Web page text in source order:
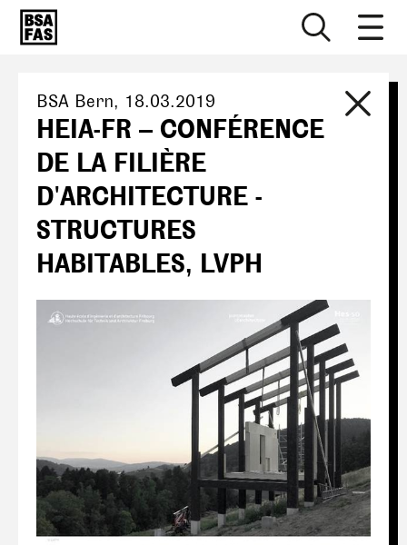
BSA Bern, 18.03.2019
HEIA-FR – CONFÉRENCE
DE LA FILIÈRE
D'ARCHITECTURE -
STRUCTURES
HABITABLES, LVPH